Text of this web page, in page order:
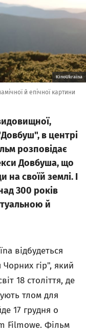
KinoUkraїna
й епічної картини
в центрі
розповідає
Довбуша, що
своїй землі. І
300 років
й
відбудеться
гір", який
18 століття, де
тлом для
17 грудня о
Filmowe. Фільм